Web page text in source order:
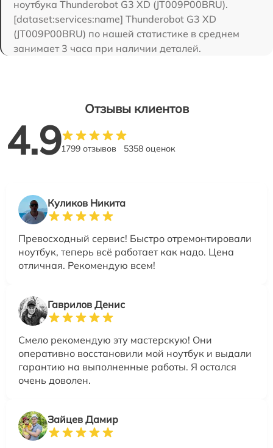
ноутбука Thunderobot G3 XD (JT009P00BRU).
[dataset:services:name] Thunderobot G3 XD
(JT009P00BRU) по нашей статистике в среднем
занимает 3 часа при наличии деталей.
Отзывы клиентов
4.91799 отзывов 5358 оценок
Куликов Никита
Превосходный сервис! Быстро отремонтировали
ноутбук, теперь всё работает как надо. Цена
отличная. Рекомендую всем!
Гаврилов Денис
Смело рекомендую эту мастерскую! Они
оперативно восстановили мой ноутбук и выдали
гарантию на выполненные работы. Я остался
очень доволен.
Зайцев Дамир